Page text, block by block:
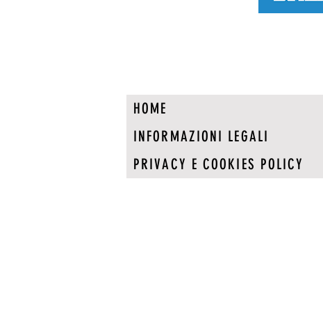
HOME
INFORMAZIONI LEGALI
PRIVACY E COOKIES POLICY